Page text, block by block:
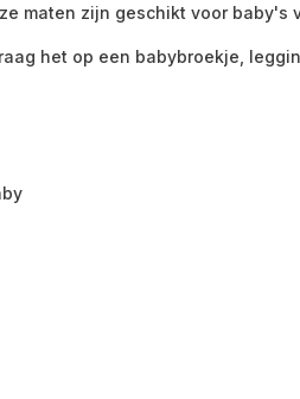
maten zijn geschikt voor baby's
het op een babybroekje,